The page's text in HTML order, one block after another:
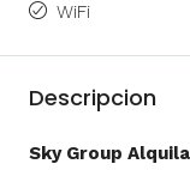
WiFi
Descripcion
Sky Group